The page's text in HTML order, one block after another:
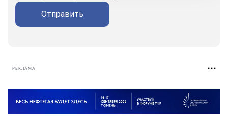
Отправить
РЕКЛАМА